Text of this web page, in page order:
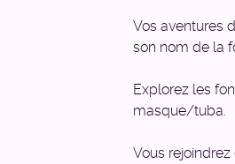
Vos aventures
son nom de la
Explorez les
masque/tuba.
Vous